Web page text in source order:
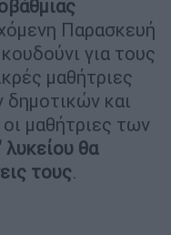
Παρασκευή
για τους
μαθήτριες
και
μαθήτριες των
λυκείου θα
τους.